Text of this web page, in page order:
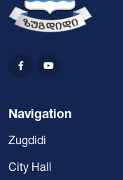
Navigation
Zugdidi
City Hall